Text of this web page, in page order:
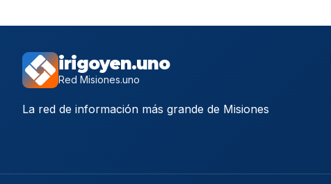
irigoyen.uno
Red Misiones.uno
La red de información más grande de Misiones